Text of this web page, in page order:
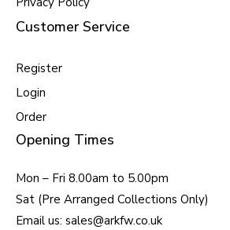
Customer Service
Register
Login
Order
Opening Times
Mon – Fri 8.00am to 5.00pm
Sat (Pre Arranged Collections Only)
Email us: sales@arkfw.co.uk